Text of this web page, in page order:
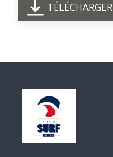
TÉLÉCHARGER